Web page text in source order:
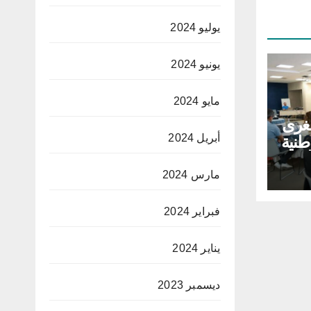
يوليو 2024
يونيو 2024
مايو 2024
أبريل 2024
مارس 2024
فبراير 2024
يناير 2024
ديسمبر 2023